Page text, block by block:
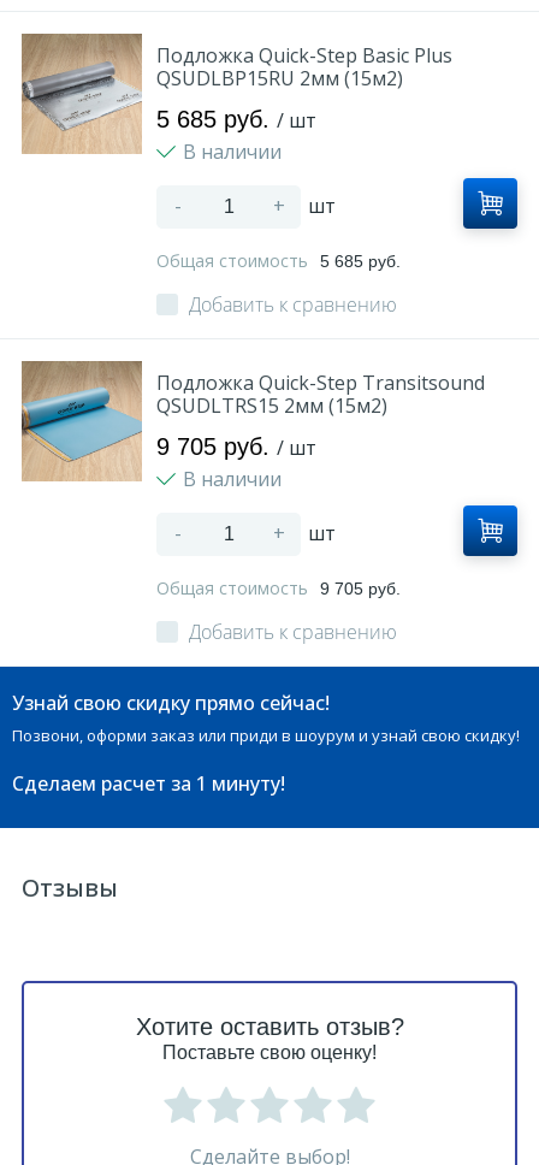
Подложка Quick-Step Basic Plus
QSUDLBP15RU 2мм (15м2)
5 685 руб. / шт
В наличии
- + шт
Общая стоимость 5 685 руб.
Добавить к сравнению
Подложка Quick-Step Transitsound
QSUDLTRS15 2мм (15м2)
9 705 руб. / шт
В наличии
- + шт
Общая стоимость 9 705 руб.
Добавить к сравнению
Узнай свою скидку прямо сейчас!
Позвони, оформи заказ или приди в шоурум и узнай свою скидку!
Сделаем расчет за 1 минуту!
Отзывы
Хотите оставить отзыв?
Поставьте свою оценку!
Сделайте выбор!